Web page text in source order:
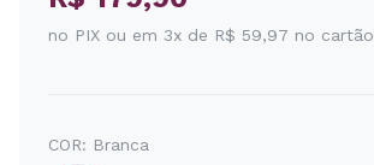
no PIX ou em 3x de R$ 59,97 no cartão
COR: Branca